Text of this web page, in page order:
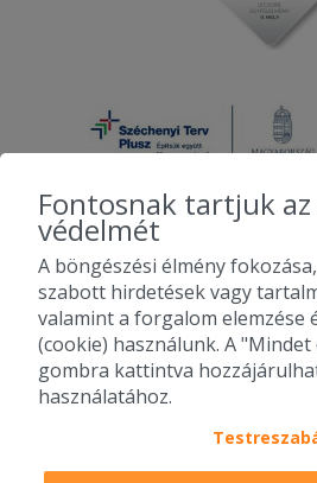
2010-2026 Copyright -
Pizza, gyros, hamburger, menük
Fontosnak tartjuk
védelmét
A böngészési élmény
szabott hirdetések vagy
valamint a forgalom elemzése
(cookie) használunk. A
gombra kattintva
használatához.